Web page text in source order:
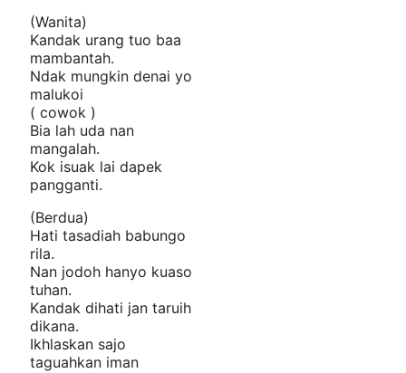
(Wanita)
Kandak urang tuo baa
mambantah.
Ndak mungkin denai yo
malukoi
( cowok )
Bia lah uda nan
mangalah.
Kok isuak lai dapek
pangganti.
(Berdua)
Hati tasadiah babungo
rila.
Nan jodoh hanyo kuaso
tuhan.
Kandak dihati jan taruih
dikana.
Ikhlaskan sajo
taguahkan iman